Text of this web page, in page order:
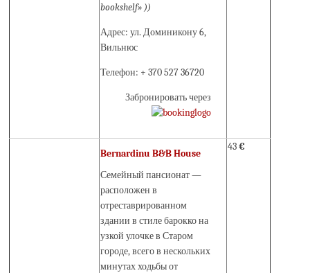
bookshelf» ))
Адрес: ул. Доминикону 6,
Вильнюс
Телефон: + 370 527 36720
Забронировать через
Bernardinu B&B House
Семейный пансионат —
расположен в
отреставрированном
здании в стиле барокко на
узкой улочке в Старом
городе, всего в нескольких
минутах ходьбы от
43€